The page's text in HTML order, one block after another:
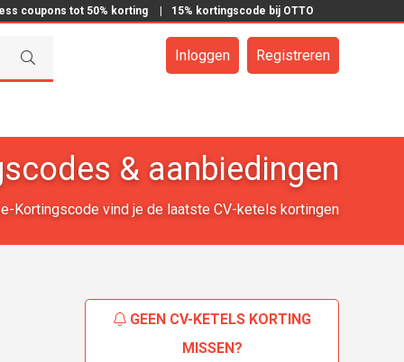
coupons tot 50% korting 15% kortingscode bij OTTO
Inloggen Registreren
& aanbiedingen
Kortingscode vind je de laatste CV-ketels kortingen
GEEN CV-KETELS KORTING
MISSEN?